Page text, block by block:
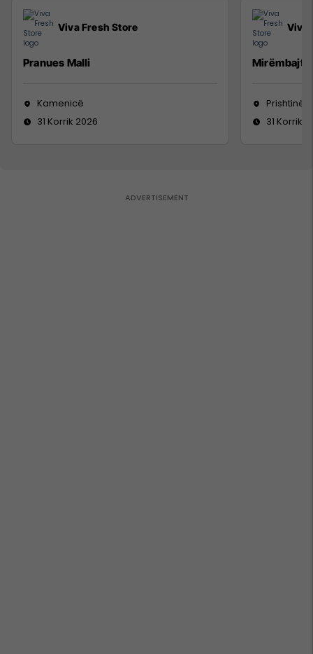
Viva Fresh Store
Pranues Malli
Kamenicë
31 Korrik 2026
Viva
Prishtinë
31 Korrik